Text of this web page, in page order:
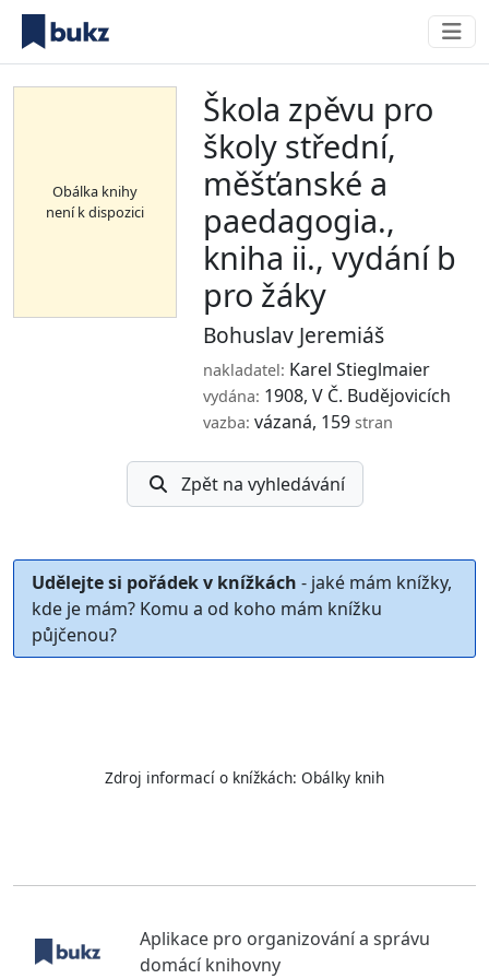
Obálka knihy
není k dispozici
Škola zpěvu pro
školy střední,
měšťanské a
paedagogia.,
kniha ii., vydání b
pro žáky
Bohuslav Jeremiáš
nakladatel: Karel Stieglmaier
vydána: 1908, V Č. Budějovicích
vazba: vázaná, 159 stran
Zpět na vyhledávání
Udělejte si pořádek v knížkách - jaké mám knížky,
kde je mám? Komu a od koho mám knížku
půjčenou?
Zdroj informací o knížkách: Obálky knih
Aplikace pro organizování a správu
domácí knihovny